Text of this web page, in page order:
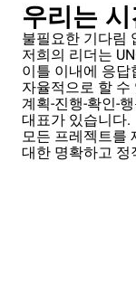
우리는
불필요한 기다림
저희의 리더는
이틀 이내에 응답
자율적으로 할 수
계획-진행-확인-
대표가 있습니다.
모든 프레젝트를
대한 명확하고 정